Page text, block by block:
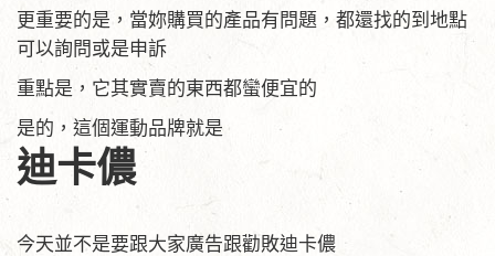
更重要的是，當妳購買的產品有問題，都還找的到地點
可以詢問或是申訴
重點是，它其實賣的東西都蠻便宜的
是的，這個運動品牌就是
迪卡儂
今天並不是要跟大家廣告跟勸敗迪卡儂